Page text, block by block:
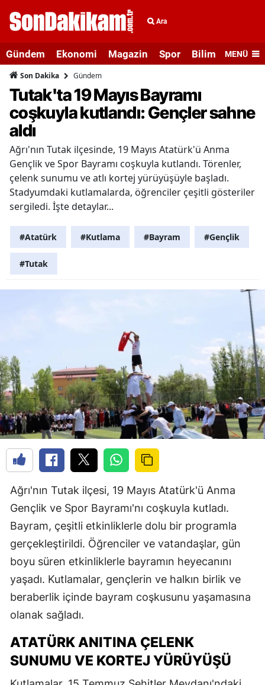
Ara
Gündem Ekonomi Magazin Spor Bilim veMENÜ
Son Dakika Gündem
Tutak'ta 19 Mayıs Bayramı
coşkuyla kutlandı: Gençler sahne
aldı
Ağrı'nın Tutak ilçesinde, 19 Mayıs Atatürk'ü Anma
Gençlik ve Spor Bayramı coşkuyla kutlandı. Törenler,
çelenk sunumu ve atlı kortej yürüyüşüyle başladı.
Stadyumdaki kutlamalarda, öğrenciler çeşitli gösteriler
sergiledi. İşte detaylar...
#Atatürk #Kutlama #Bayram #Gençlik
#Tutak
Ağrı'nın Tutak ilçesi, 19 Mayıs Atatürk'ü Anma
Gençlik ve Spor Bayramı'nı coşkuyla kutladı.
Bayram, çeşitli etkinliklerle dolu bir programla
gerçekleştirildi. Öğrenciler ve vatandaşlar, gün
boyu süren etkinliklerle bayramın heyecanını
yaşadı. Kutlamalar, gençlerin ve halkın birlik ve
beraberlik içinde bayram coşkusunu yaşamasına
olanak sağladı.
ATATÜRK ANITINA ÇELENK
SUNUMU VE KORTEJ YÜRÜYÜŞÜ